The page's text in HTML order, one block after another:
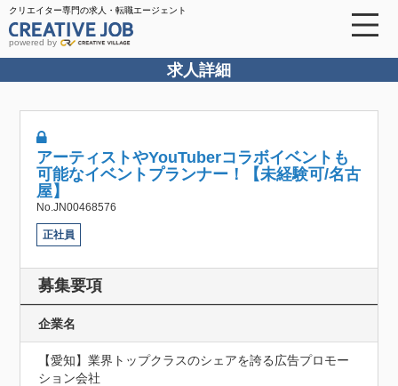
クリエイター専門の求人・転職エージェント
powered by
求人詳細
アーティストやYouTuberコラボイベントも
可能なイベントプランナー！【未経験可/名古
屋】
No.JN00468576
正社員
募集要項
企業名
【愛知】業界トップクラスのシェアを誇る広告プロモー
ション会社